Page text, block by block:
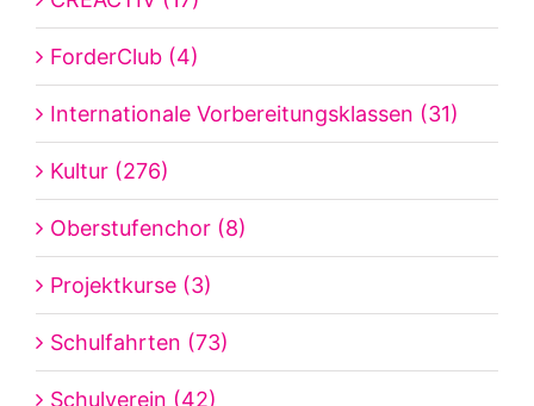
ForderClub (4)
Internationale Vorbereitungsklassen (31)
Kultur (276)
Oberstufenchor (8)
Projektkurse (3)
Schulfahrten (73)
Schulverein (42)